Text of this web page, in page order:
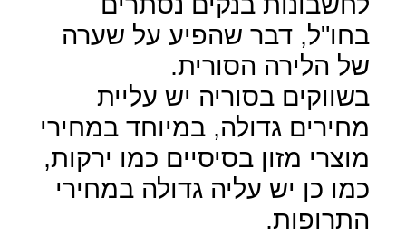
בחו"ל, דבר שהפיע על שערה
של הלירה הסורית.
בשווקים בסוריה יש עליית
מחירים גדולה, במיוחד במחירי
מוצרי מזון בסיסיים כמו ירקות,
כמו כן יש עליה גדולה במחירי
התרופות.